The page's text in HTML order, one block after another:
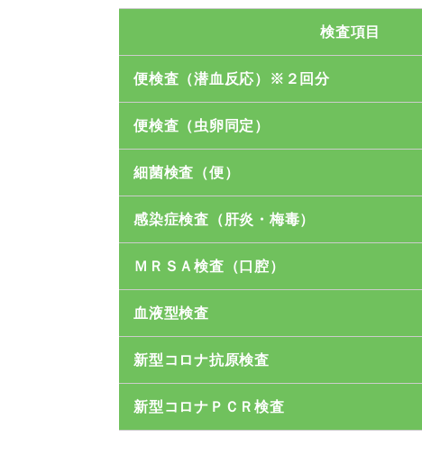
検査項目
便検査（潜血反応）※２回分
便検査（虫卵同定）
細菌検査（便）
感染症検査（肝炎・梅毒）
ＭＲＳＡ検査（口腔）
血液型検査
新型コロナ抗原検査
新型コロナＰＣＲ検査